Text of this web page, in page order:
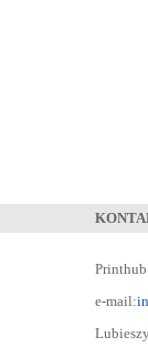
Printhub
e-mail: